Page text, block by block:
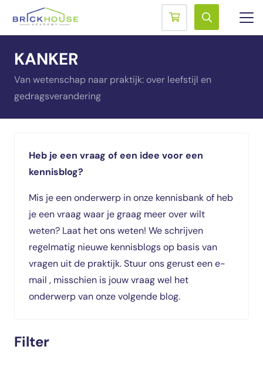
KANKER
Van wetenschap naar praktijk: over leefstijl en
gedragsverandering
Heb je een vraag of een idee voor een
kennisblog?
Mis je een onderwerp in onze kennisbank of heb
je een vraag waar je graag meer over wilt
weten? Laat het ons weten! We schrijven
regelmatig nieuwe kennisblogs op basis van
vragen uit de praktijk. Stuur ons gerust een e-
mail , misschien is jouw vraag wel het
onderwerp van onze volgende blog.
Filter